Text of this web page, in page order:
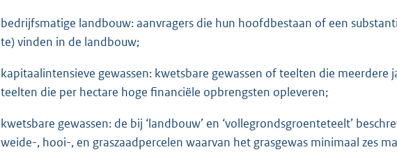
bedrijfsmatige landbouw: aanvragers die hun hoofdbestaan of een
te) vinden in de landbouw;
kapitaalintensieve gewassen: kwetsbare gewassen of teelten die meerdere
teelten die per hectare hoge financiële opbrengsten opleveren;
kwetsbare gewassen: de bij ‘landbouw’ en ‘vollegrondsgroenteteelt’
weide-, hooi-, en graszaadpercelen waarvan het grasgewas minimaal zes